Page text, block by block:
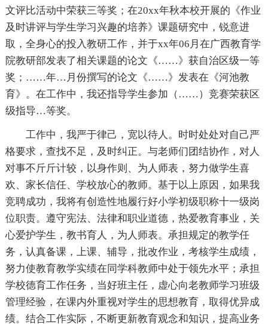
文评比活动中荣获三等奖；在20xx年秋本校开展的《作业
及时讲评与学生学习兴趣的培养》课题研究中，锐意进
取，全身心的投入教研工作，并于xx年06月在广西教育学
院教研部发表了相关课题的论文《……》获自治区级一等
奖；……年…月份撰写的论文《……》发表在《河池教
育》。在工作中，我还指导学生参加（……）竞赛荣获区
级指导…等奖。
工作中，我严于律己，宽以待人。时时处处对自己严
格要求，查找不足，及时纠正。与老师们团结协作，对人
对事不斤斤计较，以身作则、为人师表，努力做学生喜
欢、家长信任、学校放心的教师。基于以上原因，如果我
竞聘成功，我将有创造性地履行好小学初级职称十一级岗
位职责。遵守宪法、法律和职业道德，热爱教育事业，关
心爱护学生，教书育人，为人师表。承担规定的教学任
务，认真备课，上课、辅导，批改作业，考核学生成绩，
努力使教育教学实绩在同学科教师中处于领先水平；承担
学校德育工作任务，当好班主任，虚心向老教师学习班级
管理经验，在课内外重视对学生的思想教育，取得优异成
绩。结合工作实际，不断更新教育观念和知识，提高业务